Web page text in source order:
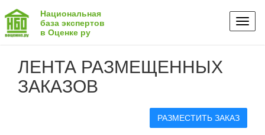
Национальная
база экспертов
в Оценке ру
ЛЕНТА РАЗМЕЩЕННЫХ
ЗАКАЗОВ
РАЗМЕСТИТЬ ЗАКАЗ